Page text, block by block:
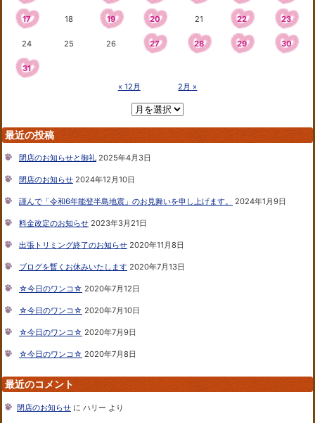
17 18 19 20 21 22 23
24 25 26 27 28 29 30
31
« 12月
2月 »
最近の投稿
閉店のお知らせと御礼 2025年4月3日
閉店のお知らせ 2024年12月10日
謹んで「令和6年能登半島地震」のお見舞いを申し上げます。 2024年1月9日
料金改定のお知らせ 2023年3月21日
出張トリミング終了のお知らせ 2020年11月8日
ブログを暫くお休みいたします 2020年7月13日
☆今日のワンコ☆ 2020年7月12日
☆今日のワンコ☆ 2020年7月10日
☆今日のワンコ☆ 2020年7月9日
☆今日のワンコ☆ 2020年7月8日
最近のコメント
閉店のお知らせ に ハリー より